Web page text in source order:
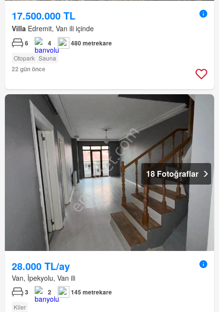
17.500.000 TL
Villa Edremit, Van ili içinde
6 4 480 metrekare
Otopark Sauna
22 gün önce
18 Fotoğraflar
28.000 TL/ay
Van, İpekyolu, Van ili
3 2 145 metrekare
Kiler